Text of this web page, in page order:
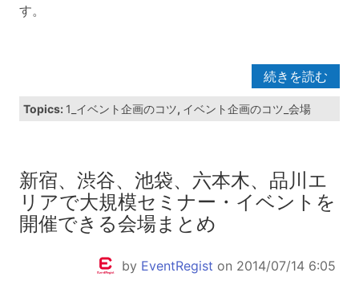
す。
続きを読む
Topics: 1_イベント企画のコツ, イベント企画のコツ_会場
新宿、渋谷、池袋、六本木、品川エ
リアで大規模セミナー・イベントを
開催できる会場まとめ
by EventRegist on 2014/07/14 6:05